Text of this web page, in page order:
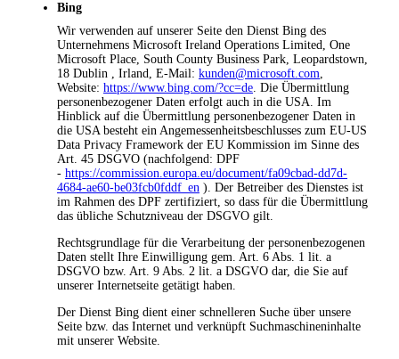
Bing
Wir verwenden auf unserer Seite den Dienst Bing des
Unternehmens Microsoft Ireland Operations Limited, One
Microsoft Place, South County Business Park, Leopardstown,
18 Dublin , Irland, E-Mail: kunden@microsoft.com
Website: https://www.bing.com/?cc=de . Die Übermittlung
personenbezogener Daten erfolgt auch in die USA. Im
Hinblick auf die Übermittlung personenbezogener Daten in
die USA besteht ein Angemessenheitsbeschlusses zum EU-US
Data Privacy Framework der EU Kommission im Sinne des
Art. 45 DSGVO (nachfolgend: DPF
- https://commission.europa.eu/document/fa09cbad-dd7d-
4684-ae60-be03fcb0fddf_en ). Der Betreiber des Dienstes ist
im Rahmen des DPF zertifiziert, so dass für die Übermittlung
das übliche Schutzniveau der DSGVO gilt.
Rechtsgrundlage für die Verarbeitung der personenbezogenen
Daten stellt Ihre Einwilligung gem. Art. 6 Abs. 1 lit. a
DSGVO bzw. Art. 9 Abs. 2 lit. a DSGVO dar, die Sie auf
unserer Internetseite getätigt haben.
Der Dienst Bing dient einer schnelleren Suche über unsere
Seite bzw. das Internet und verknüpft Suchmaschineninhalte
mit unserer Website.